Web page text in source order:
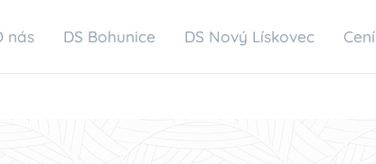
nás DS Bohunice DS Nový Lískovec